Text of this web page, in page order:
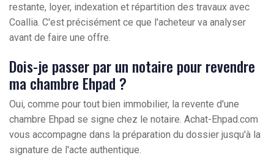
restante, loyer, indexation et répartition des travaux avec
Coallia. C'est précisément ce que l'acheteur va analyser
avant de faire une offre.
Dois-je passer par un notaire pour revendre
ma chambre Ehpad ?
Oui, comme pour tout bien immobilier, la revente d'une
chambre Ehpad se signe chez le notaire. Achat-Ehpad.com
vous accompagne dans la préparation du dossier jusqu'à la
signature de l'acte authentique.